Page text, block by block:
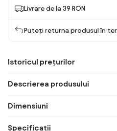
Livrare de la 39 RON
Puteți returna produsul în
Istoricul prețurilor
Descrierea produsului
Dimensiuni
Specificații